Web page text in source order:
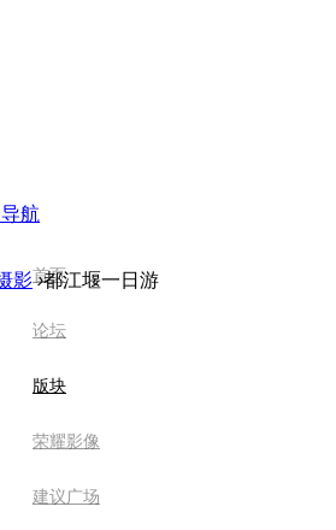
航
首页
论坛
版块
荣耀影像
建议广场
影 ›都江堰一日游